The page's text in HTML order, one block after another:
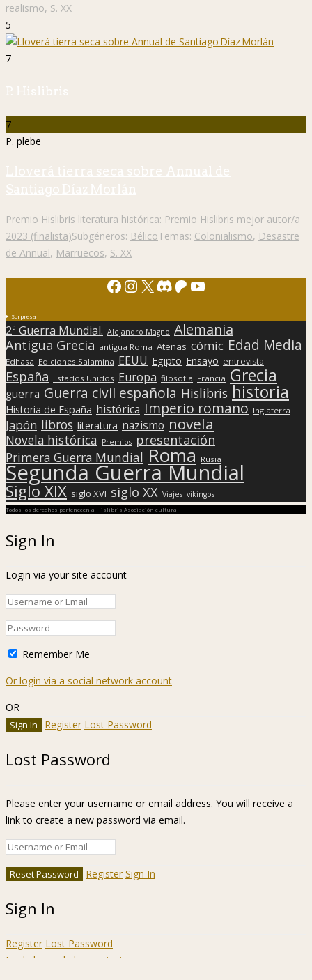
realismo, S. XX
5
7
P. Hislibris
7
P. plebe
Lloverá tierra seca sobre Annual de
Santiago Díaz Morlán
Premio Hislibris literatura histórica: Premio Hislibris mejor autor/a
2023 (finalista)Subgéneros: BélicoTemas: Colonialismo, Desastre
de Annual, Marruecos, S. XX
Facebook
Instagram
X Discord
Patreon
YouTube
Sorpresa
2ª Guerra Mundial. Alejandro Magno Alemania
Antigua Grecia antigua Roma Atenas cómic Edad Media
Edhasa Ediciones Salamina EEUU Egipto Ensayo entrevista
España Estados Unidos Europa filosofía Francia Grecia
guerra Guerra civil española Hislibris historia
Historia de España histórica Imperio romano Inglaterra
Japón libros literatura nazismo novela
Novela histórica Premios presentación
Primera Guerra Mundial Roma Rusia
Segunda Guerra Mundial
Siglo XIX siglo XVI siglo XX Viajes vikingos
Todos los derechos pertenecen a Hislibris Asociación cultural
Sign In
Login via your site account
Remember Me
Or login via a social network account
OR
Register Lost Password
Lost Password
Please enter your username or email address. You will receive a
link to create a new password via email.
Register Sign In
Sign In
Register Lost Password
Ir a la barra de herramientas